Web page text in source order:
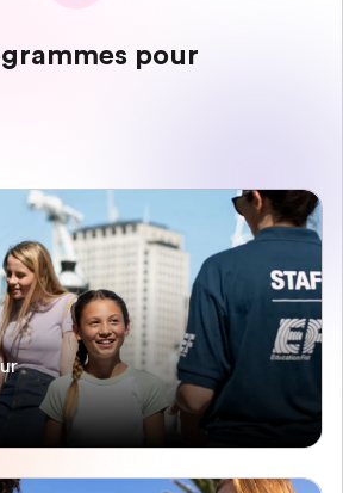
pour